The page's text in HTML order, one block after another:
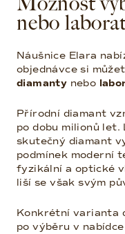
nebo
Náušnice Elara
objednávce si
diamanty nebo
Přírodní diamant
po dobu milionů
skutečný diamant
podmínek moderní
fyzikální a optické
liší se však svým
Konkrétní varianta
po výběru v